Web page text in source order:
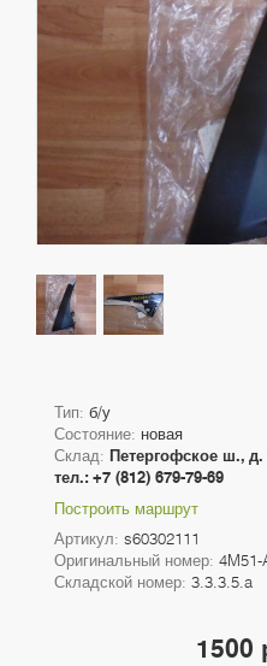
Тип: б/у
Состояние: новая
Склад: Петергофское ш., д.
тел.: +7 (812) 679-79-69
Построить маршрут
Артикул: s60302111
Оригинальный номер: 4M51-
Складской номер: 3.3.3.5.a
1500